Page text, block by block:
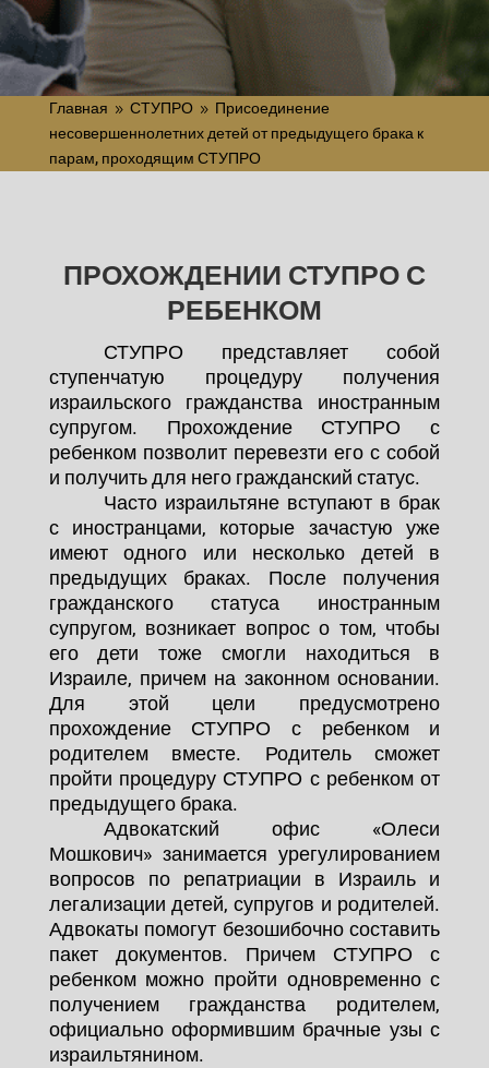
Главная 9 СТУПРО 9 Присоединение
несовершеннолетних детей от предыдущего брака к
парам, проходящим СТУПРО
ПРОХОЖДЕНИИ СТУПРО С
РЕБЕНКОМ
СТУПРО представляет собой
ступенчатую процедуру получения
израильского гражданства иностранным
супругом. Прохождение СТУПРО с
ребенком позволит перевезти его с собой
и получить для него гражданский статус.
Часто израильтяне вступают в брак
с иностранцами, которые зачастую уже
имеют одного или несколько детей в
предыдущих браках. После получения
гражданского статуса иностранным
супругом, возникает вопрос о том, чтобы
его дети тоже смогли находиться в
Израиле, причем на законном основании.
Для этой цели предусмотрено
прохождение СТУПРО с ребенком и
родителем вместе. Родитель сможет
пройти процедуру СТУПРО с ребенком от
предыдущего брака.
Адвокатский офис «Олеси
Мошкович» занимается урегулированием
вопросов по репатриации в Израиль и
легализации детей, супругов и родителей.
Адвокаты помогут безошибочно составить
пакет документов. Причем СТУПРО с
ребенком можно пройти одновременно с
получением гражданства родителем,
официально оформившим брачные узы с
израильтянином.